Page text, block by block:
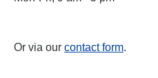
Or via our contact form.